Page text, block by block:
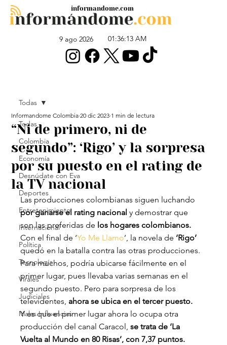
9 ago 2026 01:36:13 AM
informandome.com
Todas
Colombia
Economía
Desnúdate con Eva
Deportes
Entretenimiento
Internacional
Política
Tecnología
Virales
Judiciales
Malas Influencias
Todas
“Ni de primero, ni de
segundo”: ‘Rigo’ y la sorpresa
por su puesto en el rating de
la TV nacional
Informandome Colombia 20 dic 2023 1 min de lectura
Las producciones colombianas siguen luchando
por ganarse el rating nacional y demostrar que
son las preferidas de los hogares colombianos.
Con el final de ‘Yo Me Llamo’, la novela de ‘Rigo’
quedó en la batalla contra las otras producciones.
Para muchos, podría ubicarse fácilmente en el
primer lugar, pues llevaba varias semanas en el
segundo puesto. Pero para sorpresa de los
televidentes, ahora se ubica en el tercer puesto.
Y es que el primer lugar ahora lo ocupa otra
producción del canal Caracol, se trata de ‘La
Vuelta al Mundo en 80 Risas’, con 7,37 puntos.